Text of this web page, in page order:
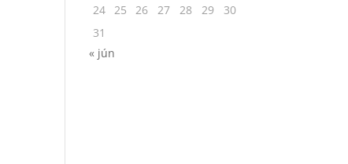
24 25 26 27 28 29
30
31
« jún